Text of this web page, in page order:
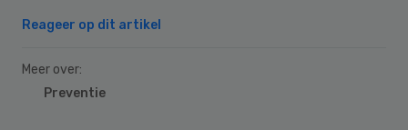
Reageer op dit artikel
Meer over:
Preventie